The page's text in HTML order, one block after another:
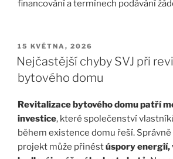
financování a termínech podávání
PUBLIKOVÁNO
15 KVĚTNA, 2026
Nejčastější chyby SVJ při
bytového domu
Revitalizace bytového domu patří
investice, které společenství
během existence domu řeší.
projekt může přinéstúspory